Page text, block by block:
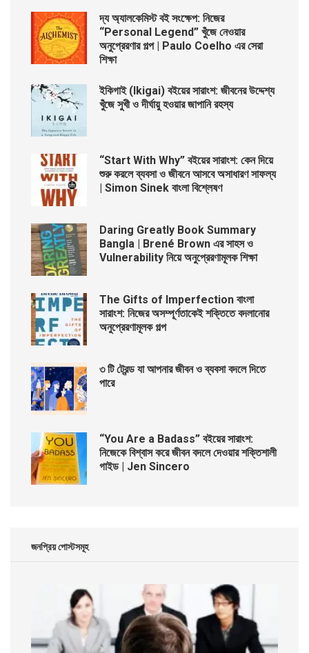
দ্য অ্যালকেমিস্ট বই সংক্ষেপ: নিজের
“Personal Legend” খুঁজে নেওয়ার
অনুপ্রেরণার গল্প | Paulo Coelho এর সেরা
শিক্ষা
ইকিগাই (Ikigai) বইয়ের সারাংশ: জীবনের উদ্দেশ্য
খুঁজে সুখী ও দীর্ঘায়ু হওয়ার জাপানি রহস্য
“Start With Why” বইয়ের সারাংশ: কেন দিয়ে
শুরু করলে ব্যবসা ও জীবনে আসবে অসাধারণ সাফল্য
| Simon Sinek বাংলা বিশ্লেষণ
Daring Greatly Book Summary
Bangla | Brené Brown এর সাহস ও
Vulnerability নিয়ে অনুপ্রেরণামূলক শিক্ষা
The Gifts of Imperfection বাংলা
সারাংশ: নিজের অসম্পূর্ণতাকেই শক্তিতে বদলানোর
অনুপ্রেরণামূলক গল্প
৩ টি ট্রেন্ড যা আপনার জীবন ও ব্যবসা বদলে দিতে
পারে
“You Are a Badass” বইয়ের সারাংশ:
নিজেকে বিশ্বাস করে জীবন বদলে দেওয়ার শক্তিশালী
গাইড | Jen Sincero
জনপ্রিয় পোস্টসমূহ